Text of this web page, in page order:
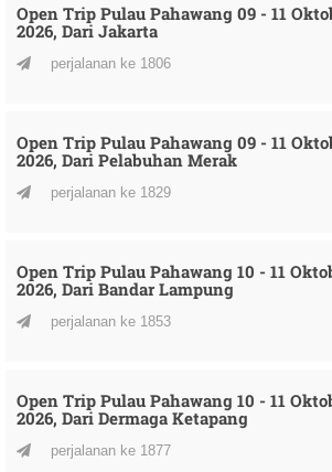
Open Trip Pulau Pahawang 09 - 11
2026, Dari Jakarta
perjalanan ke 1806
Open Trip Pulau Pahawang 09 - 11
2026, Dari Pelabuhan Merak
perjalanan ke 1829
Open Trip Pulau Pahawang 10 - 11
2026, Dari Bandar Lampung
perjalanan ke 1853
Open Trip Pulau Pahawang 10 - 11
2026, Dari Dermaga Ketapang
perjalanan ke 1877